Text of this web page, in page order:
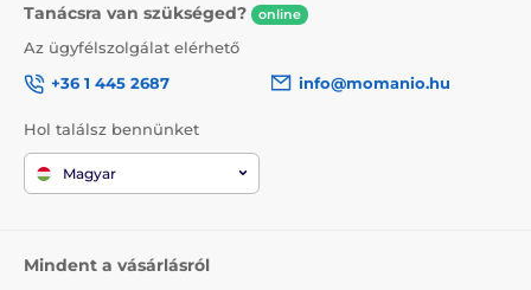
Tanácsra van szükséged? online
Az ügyfélszolgálat elérhető
+36 1 445 2687
info@momanio.hu
Hol találsz bennünket
Magyar
Mindent a vásárlásról